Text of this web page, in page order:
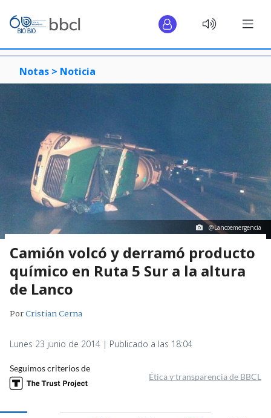
Notas > Noticia
@Lancoemergencia
Camión volcó y derramó producto
químico en Ruta 5 Sur a la altura
de Lanco
PorCristian Cerna
Lunes 23 junio de 2014 | Publicado a las 18:04
Seguimos criterios de
Ética y transparencia de BBCL